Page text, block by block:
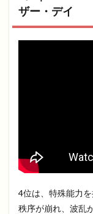
ザー・デイ
4位は、特殊能力
秩序が崩れ、波乱